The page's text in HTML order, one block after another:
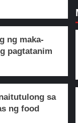
ng maka-
pagtatanim
sa
ng food